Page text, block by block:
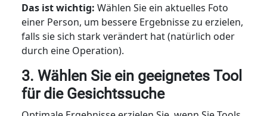
Das ist wichtig: Wählen Sie ein aktuelles Foto
einer Person, um bessere Ergebnisse zu erzielen,
falls sie sich stark verändert hat (natürlich oder
durch eine Operation).
3. Wählen Sie ein geeignetes Tool
für die Gesichtssuche